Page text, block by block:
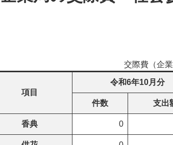
交際費（企業
項目
令和6年10月分
件数 支出
香典 0